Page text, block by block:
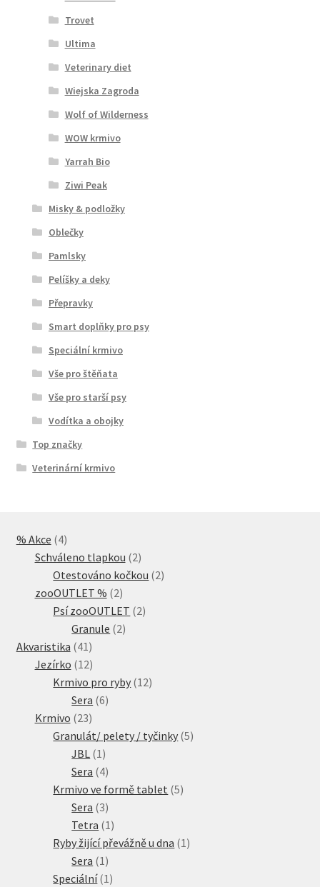
Trovet
Ultima
Veterinary diet
Wiejska Zagroda
Wolf of Wilderness
WOW krmivo
Yarrah Bio
Ziwi Peak
Misky & podložky
Oblečky
Pamlsky
Pelíšky a deky
Přepravky
Smart doplňky pro psy
Speciální krmivo
Vše pro štěňata
Vše pro starší psy
Vodítka a obojky
Top značky
Veterinární krmivo
% Akce 44
produkty
Schváleno tlapkou 22
produkty
Otestováno kočkou 22
zooOUTLET % 22
produkty
Psí zooOUTLET 22
Granule 22
Akvaristika 41 41
produktů
Jezírko 1212
produktů
Krmivo pro ryby 1212
Sera 66
Krmivo 2323
produktů
Granulát/ pelety / tyčinky 55
JBL 1 1
produkt
Sera 44
produkty
Krmivo ve formě tablet 55
Sera 33
produkty
Tetra 1 1
produkt
Ryby žijící převážně u dna 1 1
Sera 1 1
produkt
Speciální 1 1